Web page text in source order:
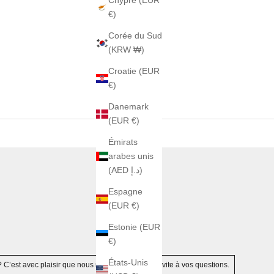
€)
Corée du Sud
(KRW ₩)
Croatie (EUR
€)
Danemark
(EUR €)
Émirats
arabes unis
(AED د.إ)
Espagne
(EUR €)
Estonie (EUR
€)
États-Unis
C’est avec plaisir que nous répondrons au plus vite à vos questions.